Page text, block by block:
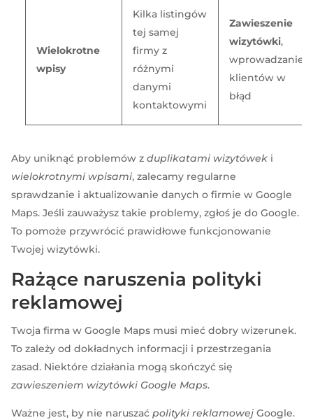
Wielokrotne
wpisy
Kilka listingów
tej samej
firmy z
różnymi
danymi
kontaktowymi
Zawieszenie
wizytówki,
wprowadzanie
klientów w
błąd
Aby uniknąć problemów zduplikatami wizytówek i
wielokrotnymi wpisami, zalecamy regularne
sprawdzanie i aktualizowanie danych o firmie w Google
Maps. Jeśli zauważysz takie problemy, zgłoś je do Google.
To pomoże przywrócić prawidłowe funkcjonowanie
Twojej wizytówki.
Rażące naruszenia polityki
reklamowej
Twoja firma w Google Maps musi mieć dobry wizerunek.
To zależy od dokładnych informacji i przestrzegania
zasad. Niektóre działania mogą skończyć się
zawieszeniem wizytówki Google Maps.
Ważne jest, by nie naruszaćpolityki reklamowej Google.